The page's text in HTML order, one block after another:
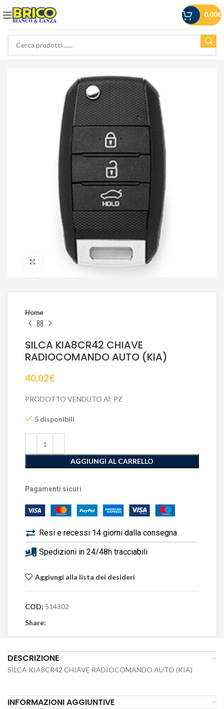
0,00€
Click to enlarge
Home
SILCA KIA8CR42 CHIAVE
RADIOCOMANDO AUTO (KIA)
40,02€
PRODOTTO VENDUTO Al: PZ
5 disponibili
AGGIUNGI AL CARRELLO
Pagamenti sicuri
Resi e recessi 14 giorni dalla consegna
Spedizioni in 24/48h tracciabili
Aggiungi alla lista dei desideri
COD: 514302
Share:
DESCRIZIONE
SILCA KIA8CR42 CHIAVE RADIOCOMANDO AUTO (KIA)
INFORMAZIONI AGGIUNTIVE